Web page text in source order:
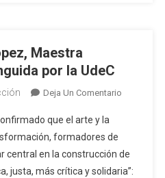
Maestra
por la UdeC
Deja Un ComentarioEn
Maestra
que el arte y la
formadores de
central en la construcción de
justa, más crítica y solidaria”: